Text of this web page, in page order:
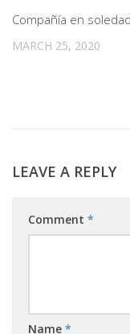
Compañía en soledad
MARCH 25, 2020
LEAVE A REPLY
Comment *
Name *